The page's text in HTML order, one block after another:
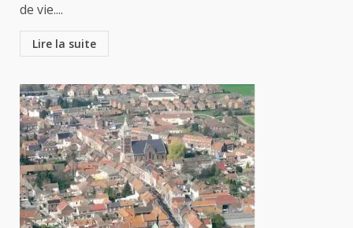
de vie....
Lire la suite